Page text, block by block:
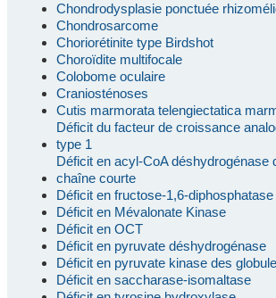
Chondrodysplasie ponctuée
Chondrosarcome
Choriorétinite type Birdshot
Choroïdite multifocale
Colobome oculaire
Craniosténoses
Cutis marmorata telengiectatica
Déficit du facteur de croissance
type 1
Déficit en acyl-CoA déshydrogénase
chaîne courte
Déficit en fructose-1,6-diphosphatase
Déficit en Mévalonate Kinase
Déficit en OCT
Déficit en pyruvate déshydrogénase
Déficit en pyruvate kinase des
Déficit en saccharase-isomaltase